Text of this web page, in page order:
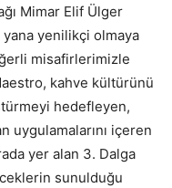
Mimar Elif Ülger
yana yenilikçi olmaya
misafirlerimizle
kahve kültürünü
hedefleyen,
uygulamalarını içeren
yer alan 3. Dalga
sunulduğu